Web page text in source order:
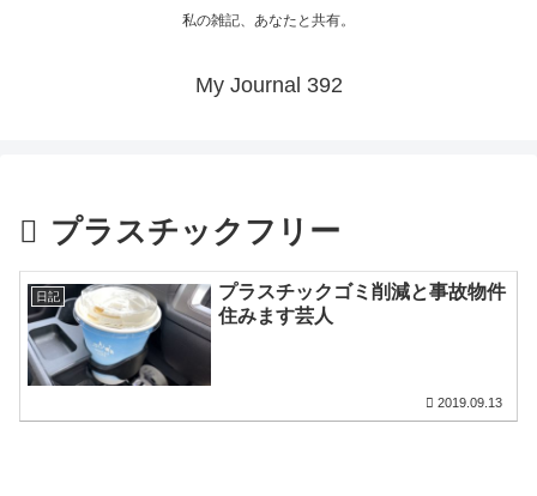
私の雑記、あなたと共有。
My Journal 392
プラスチックフリー
日記
プラスチックゴミ削減と事故物件
住みます芸人
2019.09.13